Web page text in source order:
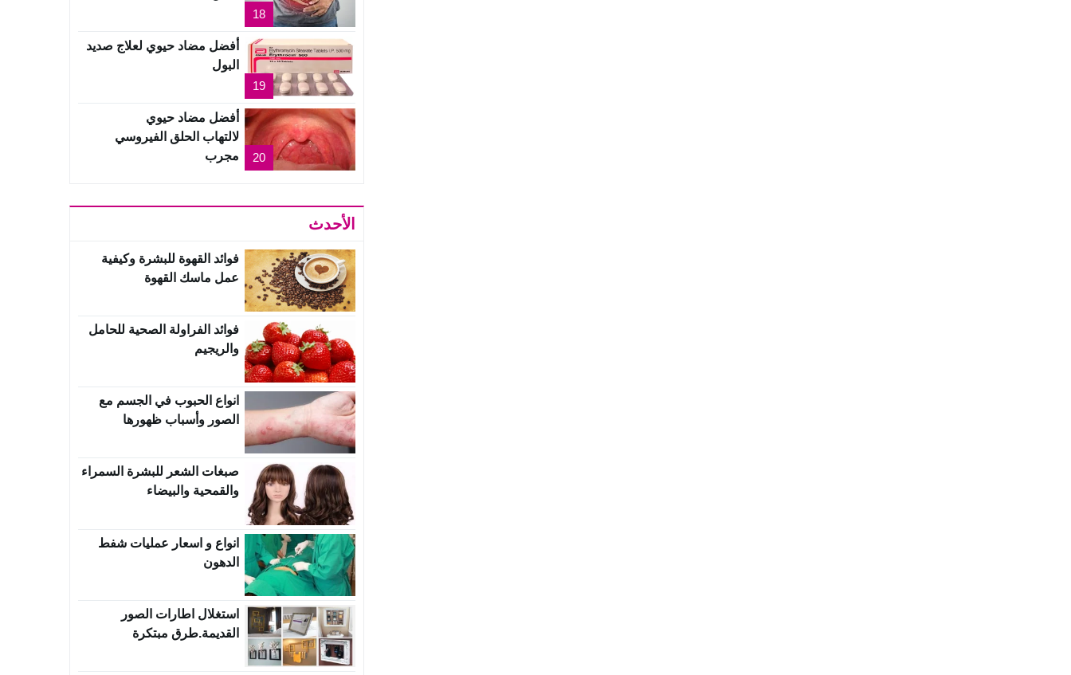
18
19
أفضل مضاد حيوي لعلاج صديد
البول
20
أفضل مضاد حيوي
لالتهاب الحلق الفيروسي
مجرب
الأحدث
فوائد القهوة للبشرة وكيفية
عمل ماسك القهوة
فوائد الفراولة الصحية للحامل
والريجيم
انواع الحبوب في الجسم مع
الصور وأسباب ظهورها
صبغات الشعر للبشرة السمراء
والقمحية والبيضاء
انواع و اسعار عمليات شفط
الدهون
استغلال اطارات الصور
القديمة.طرق مبتكرة